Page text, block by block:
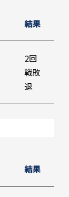
結果
2回
戦敗
退
結果